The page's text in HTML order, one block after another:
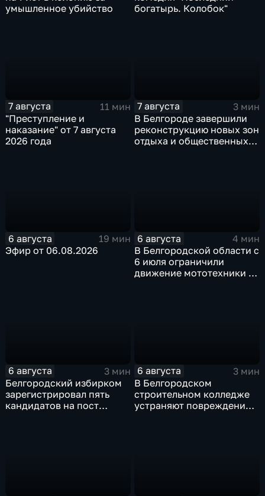
умышленное убийство
богатырь. Колобок"
7 августа
11 мин
"Преступление и
наказание" от 7 августа
2026 года
7 августа
3 мин
В Белгороде завершили
реконструкцию новых зон
отдыха и общественных
6 августа
19 мин
Эфир от 06.08.2026
6 августа
4 мин
В Белгородской области с
6 июля ограничили
движение мототехники в
6 августа
3 мин
Белгородский избирком
зарегистрировал пять
кандидатов на пост
6 августа
3 мин
В Белгородском
строительном колледже
устраняют повреждения